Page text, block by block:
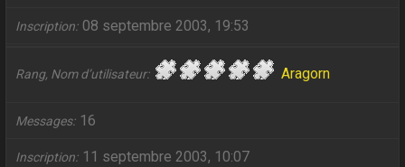
Inscription 08 septembre 2003, 19:53
Rang, Nom d’utilisateur Aragorn
Messages 16
Inscription 11 septembre 2003, 10:07